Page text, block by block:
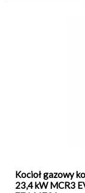
Kocioł gazowy
23,4 kW MCR3